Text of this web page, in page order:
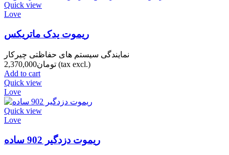
Quick view
Love
ریموت یدک ماتریکس
نمایندگی سیستم های حفاظتی چیرکار
تومان2,370,000 (tax excl.)
Add to cart
Quick view
Love
Quick view
Love
ریموت دزدگیر 902 ساده